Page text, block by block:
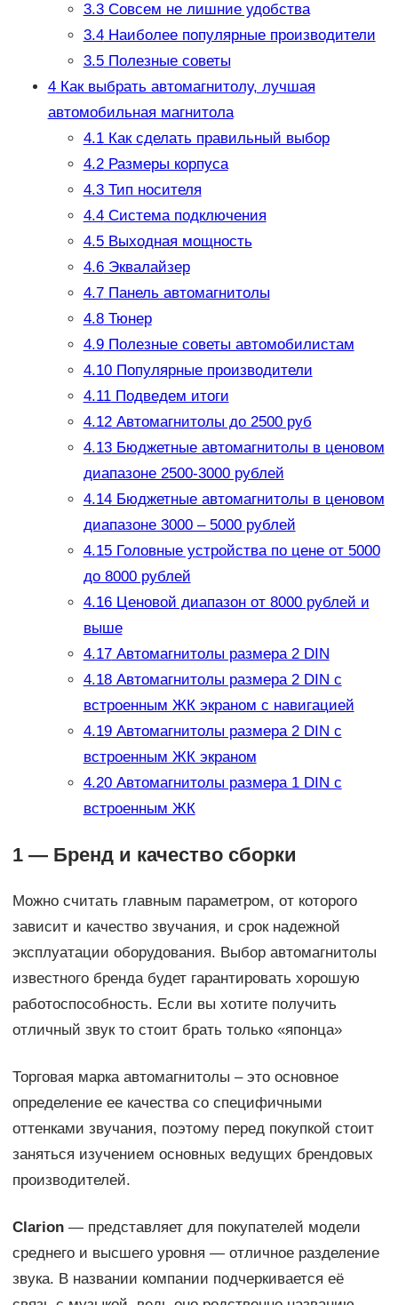
3.3Совсем не лишние удобства
3.4Наиболее популярные производители
3.5Полезные советы
4Как выбрать автомагнитолу, лучшая
автомобильная магнитола
4.1Как сделать правильный выбор
4.2Размеры корпуса
4.3Тип носителя
4.4Система подключения
4.5Выходная мощность
4.6Эквалайзер
4.7Панель автомагнитолы
4.8Тюнер
4.9Полезные советы автомобилистам
4.10Популярные производители
4.11Подведем итоги
4.12Автомагнитолы до 2500 руб
4.13Бюджетные автомагнитолы в ценовом
диапазоне 2500-3000 рублей
4.14Бюджетные автомагнитолы в ценовом
диапазоне 3000 – 5000 рублей
4.15Головные устройства по цене от 5000
до 8000 рублей
4.16Ценовой диапазон от 8000 рублей и
выше
4.17Автомагнитолы размера 2 DIN
4.18Автомагнитолы размера 2 DIN с
встроенным ЖК экраном с навигацией
4.19Автомагнитолы размера 2 DIN с
встроенным ЖК экраном
4.20Автомагнитолы размера 1 DIN с
встроенным ЖК
1 — Бренд и качество сборки
Можно считать главным параметром, от которого
зависит и качество звучания, и срок надежной
эксплуатации оборудования. Выбор автомагнитолы
известного бренда будет гарантировать хорошую
работоспособность. Если вы хотите получить
отличный звук то стоит брать только «японца»
Торговая марка автомагнитолы – это основное
определение ее качества со специфичными
оттенками звучания, поэтому перед покупкой стоит
заняться изучением основных ведущих брендовых
производителей.
Clarion— представляет для покупателей модели
среднего и высшего уровня — отличное разделение
звука. В названии компании подчеркивается её